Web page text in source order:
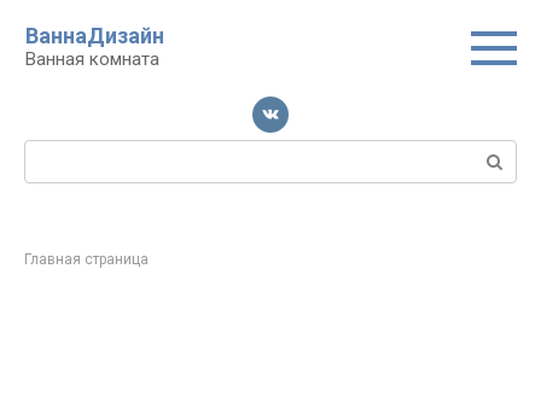
контенту
ВаннаДизайн
Ванная комната
Поиск:
Главная страница